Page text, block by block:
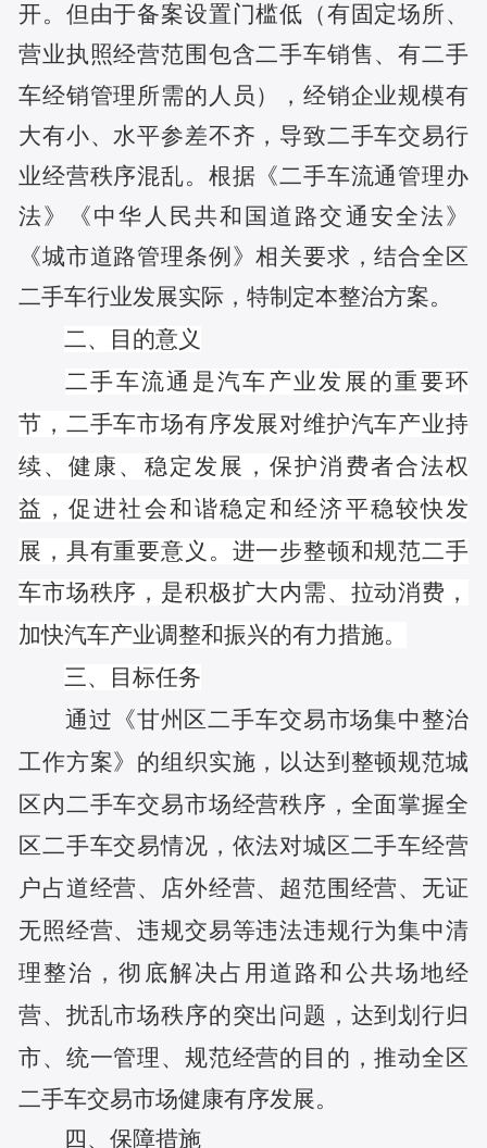
开。但由于备案设置门槛低（有固定场所、
营业执照经营范围包含二手车销售、有二手
车经销管理所需的人员），经销企业规模有
大有小、水平参差不齐，导致二手车交易行
业经营秩序混乱。 根据《二手车流通管理办
法》《中华人民共和国道路交通安全法》
《城市道路管理条例》相关要求，结合全区
二手车行业发展实际，特制定本整治方案。
二、
目的意义
二手车流通是汽车产业发展的重要环
节，二手车市场有序发展对维护汽车产业持
续、健康、稳定发展，保护消费者合法权
益，促进社会和谐稳定和经济平稳较快发
展，具有重要意义。进一步整顿和规范二手
车市场秩序，是积极扩大内需、拉动消费，
加快汽车产业调整和振兴的有力措施。
三、
目标任务
通过《甘州区二手车交易市场集中整治
工作方案》的组织实施，以达到整顿规范城
区内二手车交易市场经营秩序，全面掌握全
区二手车交易情况，依法对城区二手车经营
户占道经营、店外经营、超范围经营、无证
无照经营、违规交易等违法违规行为集中清
理整治，彻底解决占用道路和公共场地经
营、扰乱市场秩序的突出问题，达到划行归
市、统一管理、规范经营的目的，推动全区
二手车交易市场健康有序发展。
四、保障措施